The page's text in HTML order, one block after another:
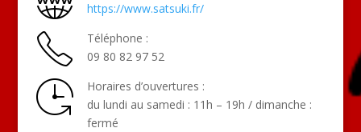
https://www.satsuki.fr/
Téléphone :
09 80 82 97 52
Horaires d’ouvertures :
du lundi au samedi : 11h – 19h / dimanche :
fermé